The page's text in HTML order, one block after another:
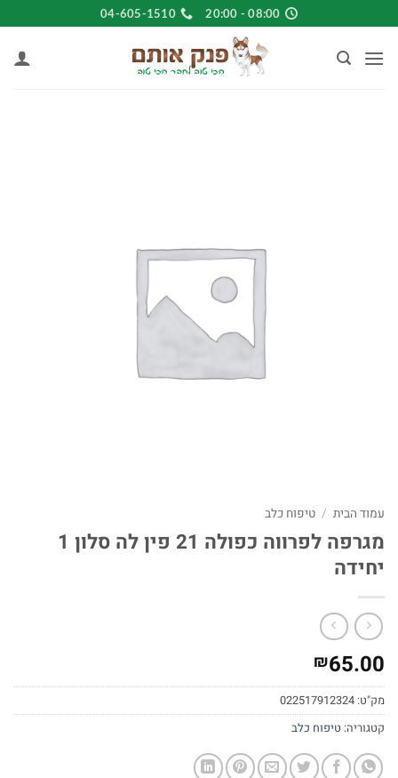
to
content
08:00 - 20:00
04-605-1510
עמוד הבית / טיפוח כלב
מגרפה לפרווה כפולה 21 פין לה סלון 1
יחידה
₪65.00
מק"ט: 022517912324
קטגוריה: טיפוח כלב